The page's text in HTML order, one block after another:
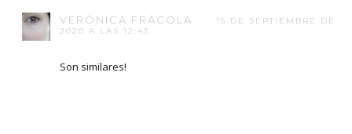
VERÓNICA FRÁGOLA
15 DE SEPTIEMBRE DE
2020 A LAS 12:43
Son similares!